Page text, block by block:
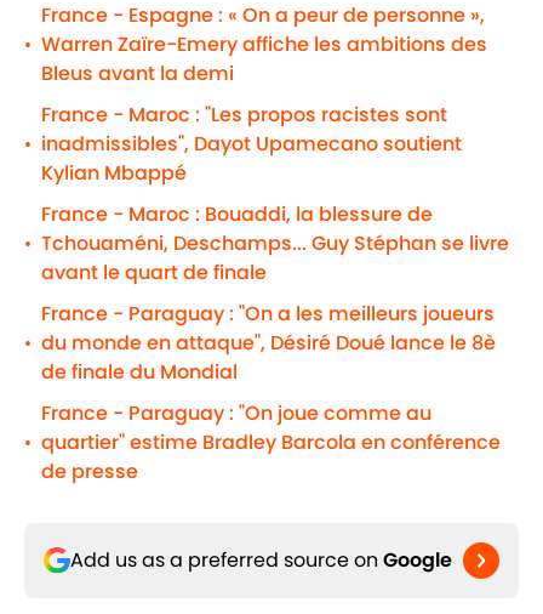
•
France - Espagne : « On a peur de personne »,
Warren Zaïre-Emery affiche les ambitions des
Bleus avant la demi
•
France - Maroc : "Les propos racistes sont
inadmissibles", Dayot Upamecano soutient
Kylian Mbappé
•
France - Maroc : Bouaddi, la blessure de
Tchouaméni, Deschamps... Guy Stéphan se livre
avant le quart de finale
•
France - Paraguay : "On a les meilleurs joueurs
du monde en attaque", Désiré Doué lance le 8è
de finale du Mondial
•
France - Paraguay : "On joue comme au
quartier" estime Bradley Barcola en conférence
de presse
Add us as a preferred source on Google